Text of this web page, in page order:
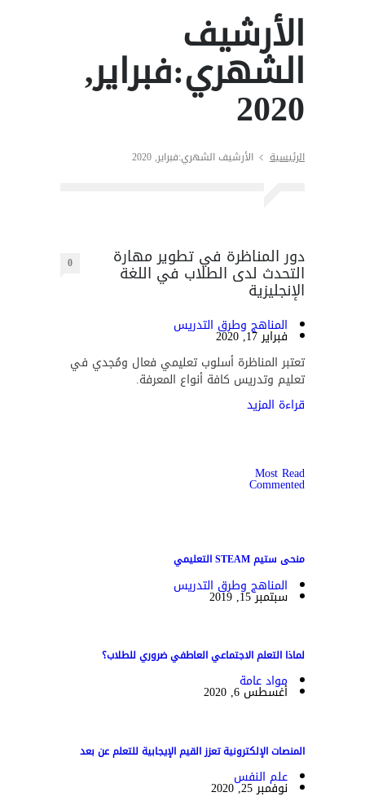
الأرشيف
الشهري:فبراير,
2020
الرئيسية الأرشيف الشهري:فبراير, 2020
دور المناظرة في تطوير مهارة
التحدث لدى الطلاب في اللغة
الإنجليزية
0
المناهج وطرق التدريس
فبراير 17, 2020
تعتبر المناظرة أسلوب تعليمي فعال ومُجدي في
تعليم وتدريس كافة أنواع المعرفة.
قراءة المزيد
Most Read
Commented
منحى ستيم STEAM التعليمي
المناهج وطرق التدريس
سبتمبر 15, 2019
لماذا التعلم الاجتماعي العاطفي ضروري للطلاب؟
مواد عامة
أغسطس 6, 2020
المنصات الإلكترونية تعزز القيم الإيجابية للتعلم عن بعد
علم النفس
نوفمبر 25, 2020